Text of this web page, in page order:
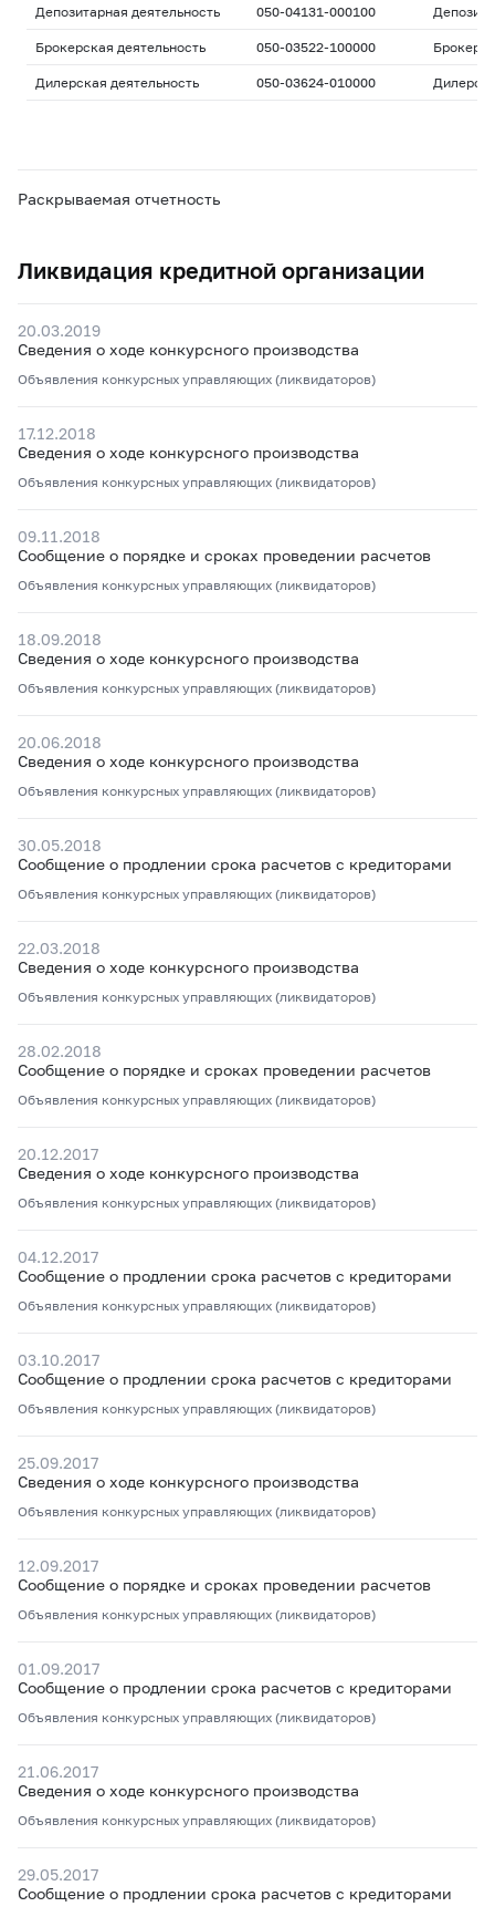
Депозитарная деятельность 050-04131-000100
Брокерская деятельность 050-03522-100000
Дилерская деятельность 050-03624-010000
Раскрываемая отчетность
Ликвидация кредитной организации
20.03.2019
Сведения о ходе конкурсного производства
Объявления конкурсных управляющих (ликвидаторов)
17.12.2018
Сведения о ходе конкурсного производства
Объявления конкурсных управляющих (ликвидаторов)
09.11.2018
Сообщение о порядке и сроках проведении расчетов
Объявления конкурсных управляющих (ликвидаторов)
18.09.2018
Сведения о ходе конкурсного производства
Объявления конкурсных управляющих (ликвидаторов)
20.06.2018
Сведения о ходе конкурсного производства
Объявления конкурсных управляющих (ликвидаторов)
30.05.2018
Сообщение о продлении срока расчетов с кредиторами
Объявления конкурсных управляющих (ликвидаторов)
22.03.2018
Сведения о ходе конкурсного производства
Объявления конкурсных управляющих (ликвидаторов)
28.02.2018
Сообщение о порядке и сроках проведении расчетов
Объявления конкурсных управляющих (ликвидаторов)
20.12.2017
Сведения о ходе конкурсного производства
Объявления конкурсных управляющих (ликвидаторов)
04.12.2017
Сообщение о продлении срока расчетов с кредиторами
Объявления конкурсных управляющих (ликвидаторов)
03.10.2017
Сообщение о продлении срока расчетов с кредиторами
Объявления конкурсных управляющих (ликвидаторов)
25.09.2017
Сведения о ходе конкурсного производства
Объявления конкурсных управляющих (ликвидаторов)
12.09.2017
Сообщение о порядке и сроках проведении расчетов
Объявления конкурсных управляющих (ликвидаторов)
01.09.2017
Сообщение о продлении срока расчетов с кредиторами
Объявления конкурсных управляющих (ликвидаторов)
21.06.2017
Сведения о ходе конкурсного производства
Объявления конкурсных управляющих (ликвидаторов)
29.05.2017
Сообщение о продлении срока расчетов с кредиторами